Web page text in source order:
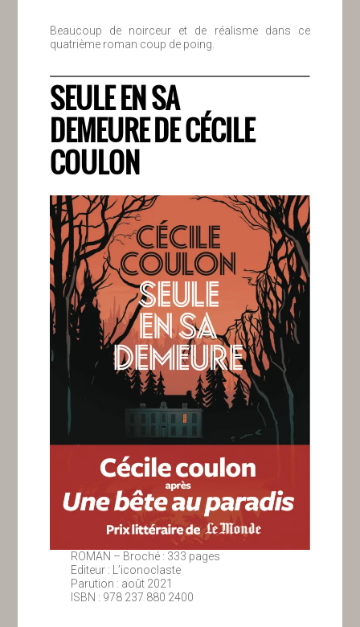
Beaucoup de noirceur et de réalisme dans ce
quatrième roman coup de poing.
SEULE EN SA
DEMEURE DE CÉCILE
COULON
ROMAN – Broché : 333 pages
Editeur : L’iconoclaste
Parution : août 2021
ISBN : 978 237 880 2400